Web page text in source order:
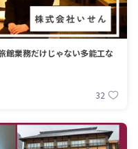
館業務だけじゃない多能工な
32